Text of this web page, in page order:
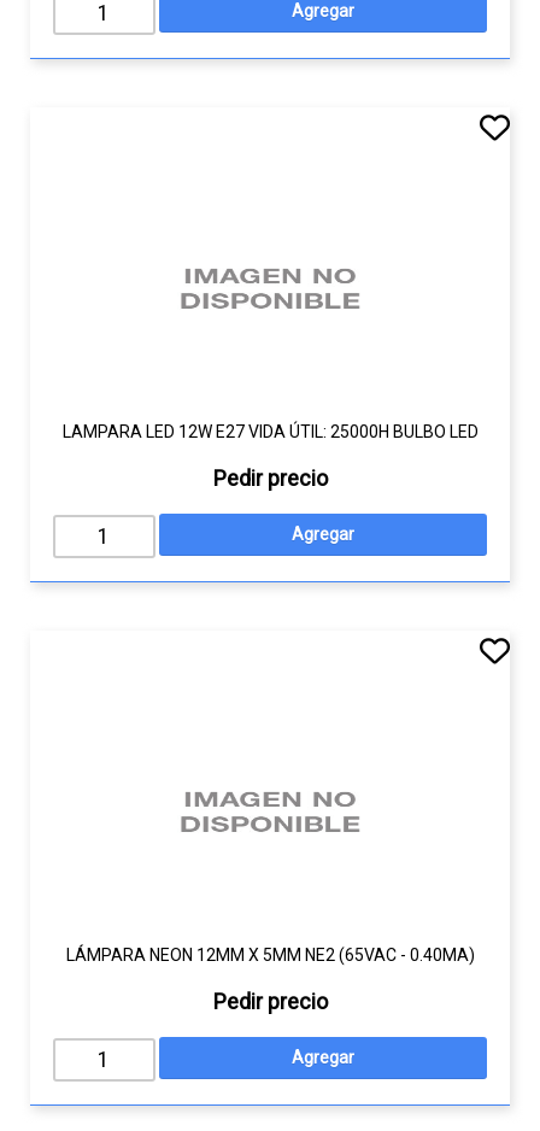
LAMPARA LED 12W E27 VIDA ÚTIL: 25000H BULBO LED
Pedir precio
LÁMPARA NEON 12MM X 5MM NE2 (65VAC - 0.40MA)
Pedir precio